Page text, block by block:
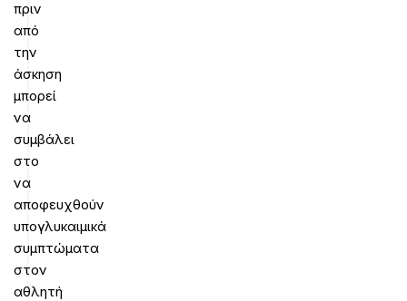
πριν
από
την
άσκηση
μπορεί
να
συμβάλει
στο
να
αποφευχθούν
υπογλυκαιμικά
συμπτώματα
στον
αθλητή